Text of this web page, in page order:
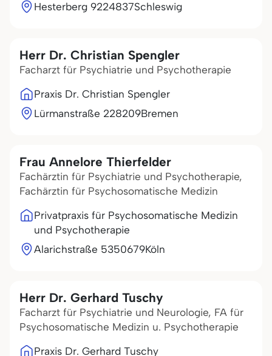
Hesterberg 9224837Schleswig
Herr Dr. Christian Spengler
Facharzt für Psychiatrie und Psychotherapie
Praxis Dr. Christian Spengler
Lürmanstraße 228209Bremen
Frau Annelore Thierfelder
Fachärztin für Psychiatrie und Psychotherapie,
Fachärztin für Psychosomatische Medizin
Privatpraxis für Psychosomatische Medizin
und Psychotherapie
Alarichstraße 5350679Köln
Herr Dr. Gerhard Tuschy
Facharzt für Psychiatrie und Neurologie, FA für
Psychosomatische Medizin u. Psychotherapie
Praxis Dr. Gerhard Tuschy